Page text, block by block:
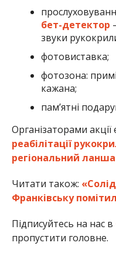
бет-детектор
звуки
фотовиставка;
фотозона:
кажана;
памʼятні
Організаторами акції
реабілітації
регіональний
Читати також:
Франківську
Підписуйтесь на нас в
пропустити головне.